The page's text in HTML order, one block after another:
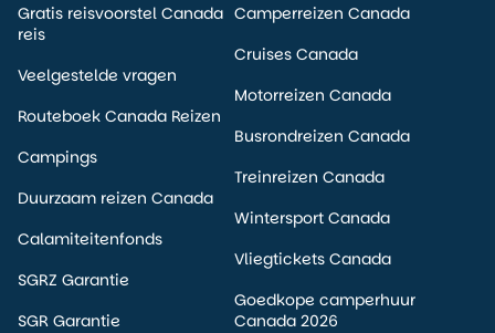
Gratis reisvoorstel Canada
reis
Veelgestelde vragen
Routeboek Canada Reizen
Campings
Duurzaam reizen Canada
Calamiteitenfonds
SGRZ Garantie
SGR Garantie
Camperreizen Canada
Cruises Canada
Motorreizen Canada
Busrondreizen Canada
Treinreizen Canada
Wintersport Canada
Vliegtickets Canada
Goedkope camperhuur
Canada 2026